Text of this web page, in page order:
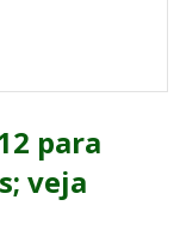
para
veja